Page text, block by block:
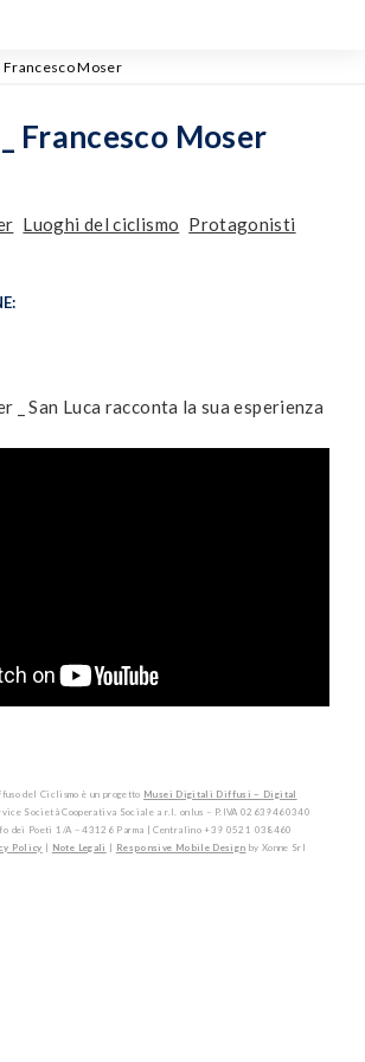
Francesco Moser
Francesco Moser
Luoghi del ciclismo Protagonisti
_ San Luca racconta la sua esperienza
del Ciclismo è un progetto Musei Digitali Diffusi – Digital
Società Cooperativa Sociale a r.l. onlus – P.IVA 02639460340
dei Poeti 1/A – 43126 Parma | Centralino +39 0521 038460
Policy | Note Legali | Responsive Mobile Design by Xonne Srl